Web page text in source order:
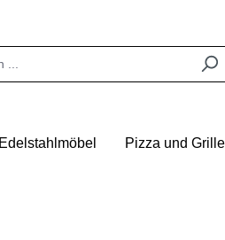
Edelstahlmöbel Pizza und